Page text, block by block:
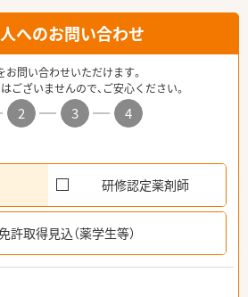
へのお問い合わせ
問い合わせいただけます。
ございませんので、ご安心ください。
2 3
4
研修認定薬剤師
許取得見込（薬学生等）